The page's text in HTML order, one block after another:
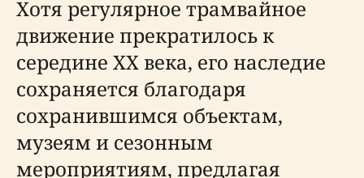
Хотя регулярное трамвайное
движение прекратилось к
середине XX века, его наследие
сохраняется благодаря
сохранившимся объектам,
музеям и сезонным
мероприятиям, предлагая